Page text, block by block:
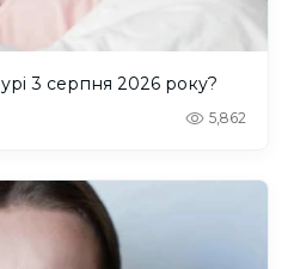
3 серпня 2026 року?
5,862